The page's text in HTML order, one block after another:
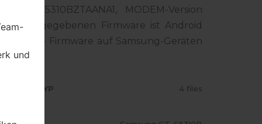
S5310BZTAANA1, MODEM-Version
der angegebenen Firmware ist Android
- Firmware auf Samsung-Geräten
TYP 4 files
und